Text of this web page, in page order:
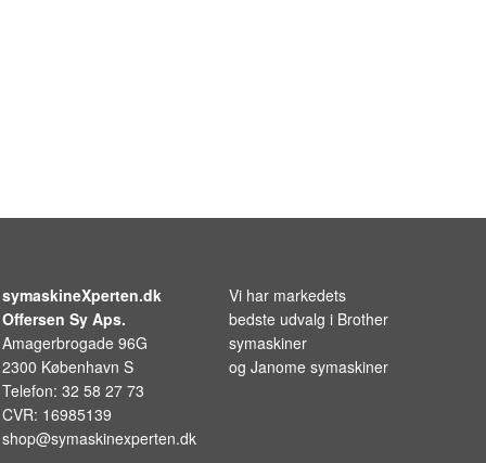
symaskineXperten.dk
Offersen Sy Aps.
Amagerbrogade 96G
2300 København S
Telefon: 32 58 27 73
CVR: 16985139
shop@symaskinexperten.dk
Vi har markedets
bedste udvalg i Brother
symaskiner
og Janome symaskiner